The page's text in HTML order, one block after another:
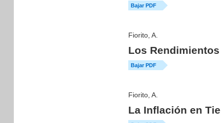
Bajar PDF
Fiorito, A.
Los
Bajar PDF
Fiorito, A.
La Inflación en